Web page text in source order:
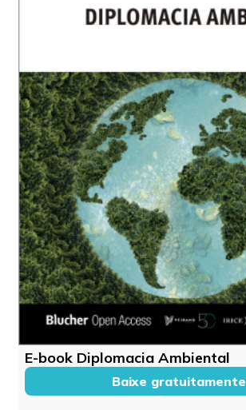
E-book Diplomacia Ambiental
Baixe gratuitamente